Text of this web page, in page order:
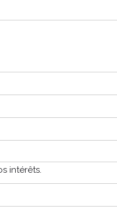
intérêts.